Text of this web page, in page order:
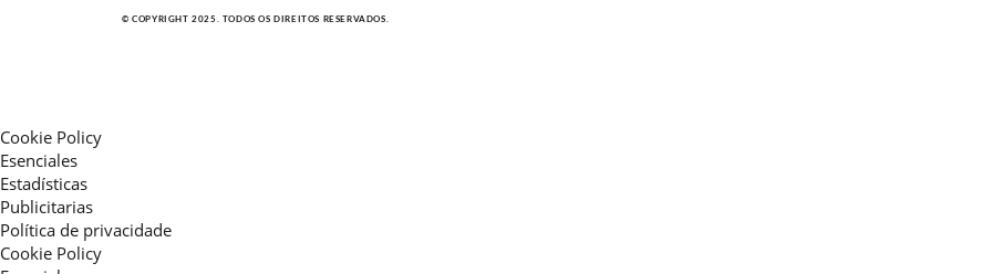
© COPYRIGHT 2025. TODOS OS DIREITOS RESERVADOS.
Cookie Policy
Esenciales
Estadísticas
Publicitarias
Política de privacidade
Cookie Policy